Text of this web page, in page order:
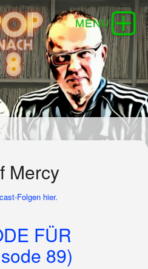
Mercy
Folgen hier.
FÜR
89)